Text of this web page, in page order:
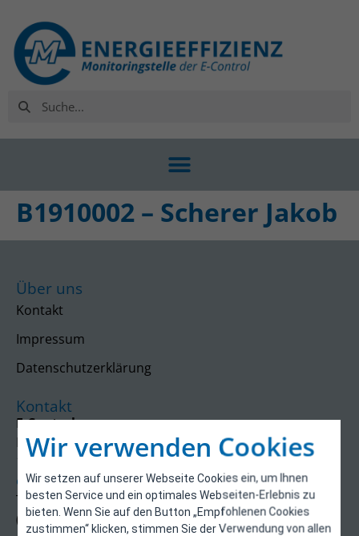
Wir verwenden Cookies
Wir setzen auf unserer Webseite Cookies ein, um Ihnen
besten Service und ein optimales Webseiten-Erlebnis zu
bieten. Wenn Sie auf den Button „Empfohlenen Cookies
zustimmen“ klicken, stimmen Sie der Verwendung von allen
B1910002 – Scherer Jakob
Über uns
Kontakt
Impressum
Datenschutzerklärung
Kontakt
E-Control
Rudolfsplatz 13a
1010 Wien
energieeffizienz@e-control.at
Tel +43 1 5324724
(Mo, Mi-Fr 09:30-12:30 Uhr)